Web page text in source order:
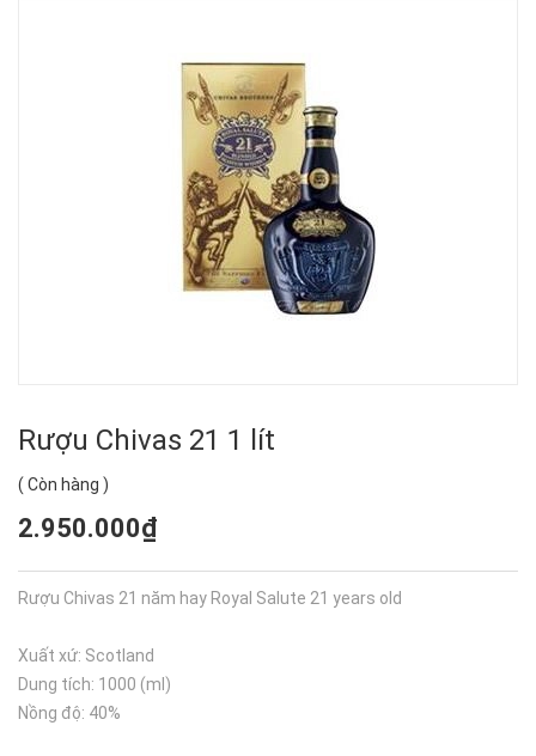
Rượu Chivas 21 1 lít
( Còn hàng )
2.950.000₫
Rượu Chivas 21 năm hay Royal Salute 21 years old
Xuất xứ: Scotland
Dung tích: 1000 (ml)
Nồng độ: 40%